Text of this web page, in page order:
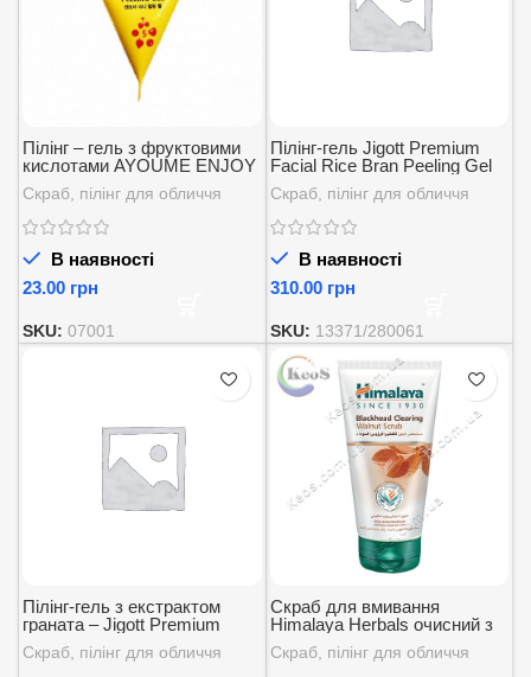
Пілінг – гель з фруктовими
кислотами AYOUME ENJOY
MINI PEELING GEL – 3г.
Скраб, пілінг для обличчя
В наявності
грн
SKU: 07001
Пілінг-гель Jigott Premium
Facial Rice Bran Peeling Gel
Екстракт рису 180 мл
Скраб, пілінг для обличчя
В наявності
грн
SKU: 13371/280061
Пілінг-гель з екстрактом
граната – Jigott Premium
Facial Pomegranate Peeling
Gel 180 мл.
Скраб, пілінг для обличчя
Скраб для вмивання
Himalaya Herbals очисний з
волоським горіхом 75 мл.
Скраб, пілінг для обличчя